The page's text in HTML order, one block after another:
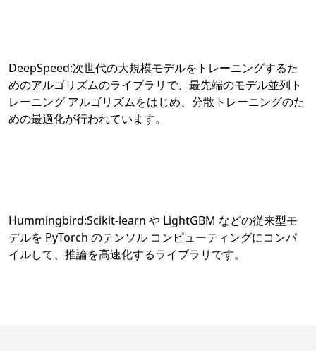
DeepSpeed:次世代の大規模モデルをトレーニングするた
めのアルゴリズムのライブラリで、最先端のモデル並列ト
レーニング アルゴリズムをはじめ、分散トレーニングのた
めの最適化が行われています。
Hummingbird:Scikit-learn や LightGBM などの従来型モ
デルを PyTorch のテンソル コンピューティングにコンパ
イルして、推論を高速化するライブラリです。